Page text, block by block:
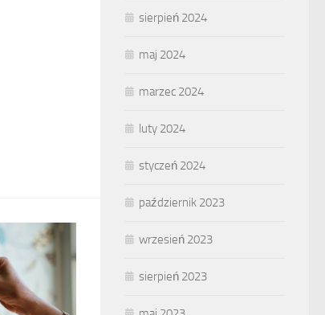
sierpień 2024
maj 2024
marzec 2024
luty 2024
styczeń 2024
październik 2023
wrzesień 2023
sierpień 2023